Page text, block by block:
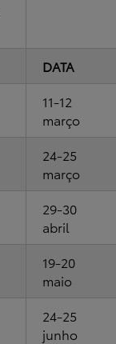
DATA
11-12
março
24-25
março
29-30
abril
19-20
maio
24-25
junho